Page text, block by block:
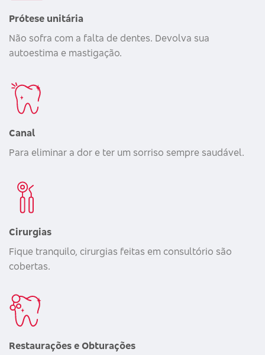
Prótese unitária
Não sofra com a falta de dentes. Devolva sua
autoestima e mastigação.
Canal
Para eliminar a dor e ter um sorriso sempre saudável.
Cirurgias
Fique tranquilo, cirurgias feitas em consultório são
cobertas.
Restaurações e Obturações